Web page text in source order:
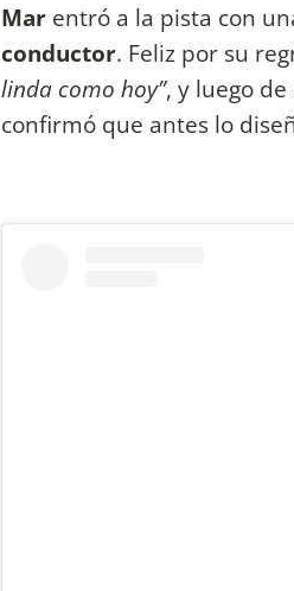
Mar entró a la pista con
conductor. Feliz por su
linda como hoy”, y luego
confirmó que antes lo